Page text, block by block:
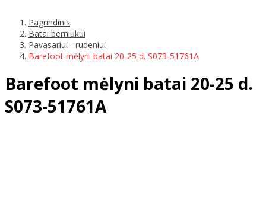
Pagrindinis
Batai berniukui
Pavasariui - rudeniui
Barefoot mėlyni batai 20-25 d. S073-51761A
Barefoot mėlyni batai 20-25 d.
S073-51761A